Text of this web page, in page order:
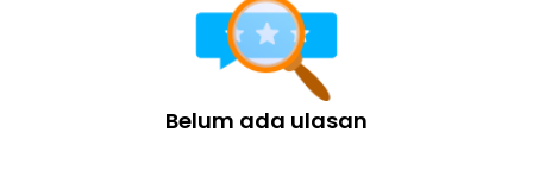
Belum ada ulasan